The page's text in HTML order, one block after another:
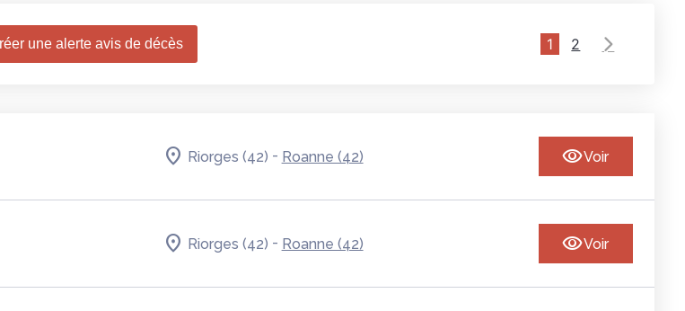
une alerte avis de décès 1 2
Riorges (42) - Roanne (42) Voir
Riorges (42) - Roanne (42) Voir